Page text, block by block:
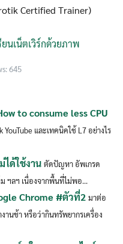
Certified Trainer)
ยนเน็ตเวิร์กด้วยภาพ
645
to consume less CPU
YouTube และเทคนิคใช้ L7 อย่างไร
ได้ใช้งาน ตัดปัญหา อัพเกรด
ฯลฯ เนื่องจากพื้นที่ไม่พอ...
Chrome #ตัวที่2 มาต่อ
นช้า หรือว่ากินทรัพยากรเครื่อง